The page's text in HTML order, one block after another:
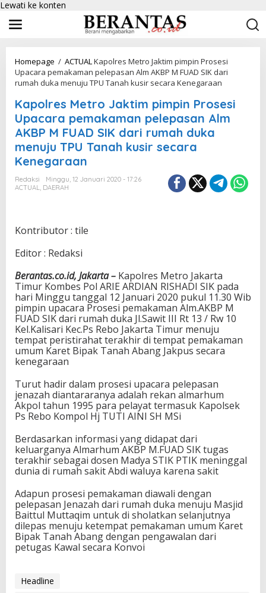
Lewati ke konten
Homepage / ACTUALKapolres Metro Jaktim pimpin Prosesi
Upacara pemakaman pelepasan Alm AKBP M FUAD SIK dari
rumah duka menuju TPU Tanah kusir secara Kenegaraan
Kapolres Metro Jaktim pimpin Prosesi
Upacara pemakaman pelepasan Alm
AKBP M FUAD SIK dari rumah duka
menuju TPU Tanah kusir secara
Kenegaraan
Redaksi
Minggu, 12 Januari 2020 - 17:26
ACTUAL, DAERAH
Kontributor : tile
Editor : Redaksi
Berantas.co.id, Jakarta – Kapolres Metro Jakarta
Timur Kombes Pol ARIE ARDIAN RISHADI SIK pada
hari Minggu tanggal 12 Januari 2020 pukul 11.30 Wib
pimpin upacara Prosesi pemakaman Alm.AKBP M
FUAD SIK dari rumah duka Jl.Sawit III Rt 13 / Rw 10
Kel.Kalisari Kec.Ps Rebo Jakarta Timur menuju
tempat peristirahat terakhir di tempat pemakaman
umum Karet Bipak Tanah Abang Jakpus secara
kenegaraan
Turut hadir dalam prosesi upacara pelepasan
jenazah diantararanya adalah rekan almarhum
Akpol tahun 1995 para pelayat termasuk Kapolsek
Ps Rebo Kompol Hj TUTI AINI SH MSi
Berdasarkan informasi yang didapat dari
keluarganya Almarhum AKBP M.FUAD SIK tugas
terakhir sebagai dosen Madya STIK PTIK meninggal
dunia di rumah sakit Abdi waluya karena sakit
Adapun prosesi pemakaman diawali dengan
pelepasan Jenazah dari rumah duka menuju Masjid
Baittul Muttaqim untuk di sholatkan selanjutnya
dilepas menuju ketempat pemakaman umum Karet
Bipak Tanah Abang dengan pengawalan dari
petugas Kawal secara Konvoi
Headline